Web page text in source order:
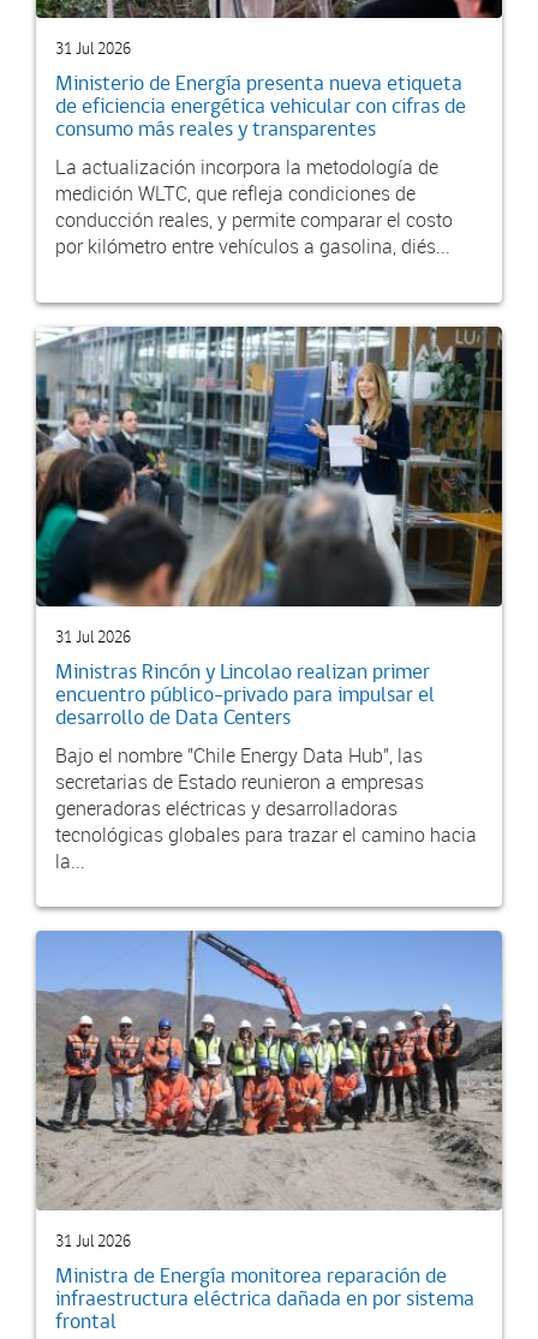
31 Jul 2026
Ministerio de Energía presenta nueva etiqueta
de eficiencia energética vehicular con cifras de
consumo más reales y transparentes
La actualización incorpora la metodología de
medición WLTC, que refleja condiciones de
conducción reales, y permite comparar el costo
por kilómetro entre vehículos a gasolina, diés...
31 Jul 2026
Ministras Rincón y Lincolao realizan primer
encuentro público-privado para impulsar el
desarrollo de Data Centers
Bajo el nombre "Chile Energy Data Hub", las
secretarias de Estado reunieron a empresas
generadoras eléctricas y desarrolladoras
tecnológicas globales para trazar el camino hacia
la...
31 Jul 2026
Ministra de Energía monitorea reparación de
infraestructura eléctrica dañada en por sistema
frontal